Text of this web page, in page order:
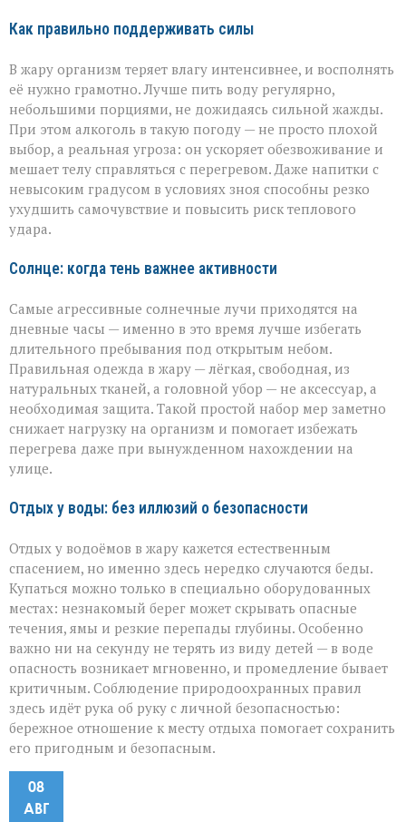
Как правильно поддерживать силы
В жару организм теряет влагу интенсивнее, и восполнять
её нужно грамотно. Лучше пить воду регулярно,
небольшими порциями, не дожидаясь сильной жажды.
При этом алкоголь в такую погоду — не просто плохой
выбор, а реальная угроза: он ускоряет обезвоживание и
мешает телу справляться с перегревом. Даже напитки с
невысоким градусом в условиях зноя способны резко
ухудшить самочувствие и повысить риск теплового
удара.
Солнце: когда тень важнее активности
Самые агрессивные солнечные лучи приходятся на
дневные часы — именно в это время лучше избегать
длительного пребывания под открытым небом.
Правильная одежда в жару — лёгкая, свободная, из
натуральных тканей, а головной убор — не аксессуар, а
необходимая защита. Такой простой набор мер заметно
снижает нагрузку на организм и помогает избежать
перегрева даже при вынужденном нахождении на
улице.
Отдых у воды: без иллюзий о безопасности
Отдых у водоёмов в жару кажется естественным
спасением, но именно здесь нередко случаются беды.
Купаться можно только в специально оборудованных
местах: незнакомый берег может скрывать опасные
течения, ямы и резкие перепады глубины. Особенно
важно ни на секунду не терять из виду детей — в воде
опасность возникает мгновенно, и промедление бывает
критичным. Соблюдение природоохранных правил
здесь идёт рука об руку с личной безопасностью:
бережное отношение к месту отдыха помогает сохранить
его пригодным и безопасным.
08
АВГ